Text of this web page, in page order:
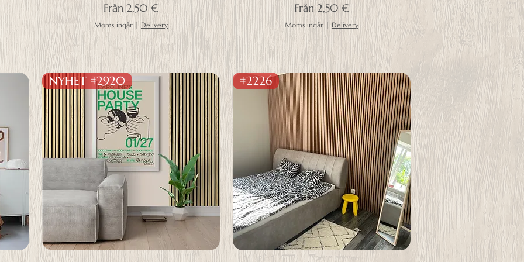
Från 2,50 €
Reapris
Moms ingår| Delivery
Från2,50 €
Reapris
Moms ingår| Delivery
NYHET #2920 #2226